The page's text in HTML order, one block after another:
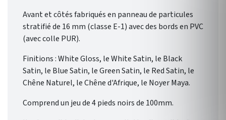
Avant et côtés fabriqués en panneau de particules
stratifié de 16 mm (classe E-1) avec des bords en PVC
(avec colle PUR).
Finitions : White Gloss, le White Satin, le Black
Satin, le Blue Satin, le Green Satin, le Red Satin, le
Chêne Naturel, le Chêne d'Afrique, le Noyer Maya.
Comprend un jeu de 4 pieds noirs de 100mm.